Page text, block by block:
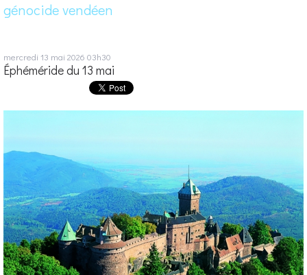
génocide vendéen
mercredi 13 mai 2026 03h30
Éphéméride du 13 mai